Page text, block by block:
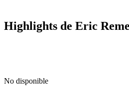
Highlights de Eric
No disponible